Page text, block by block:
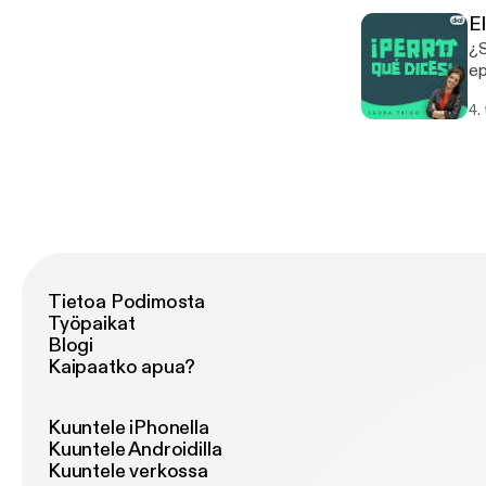
4.
Tietoa Podimosta
Työpaikat
Blogi
Kaipaatko apua?
Kuuntele iPhonella
Kuuntele Androidilla
Kuuntele verkossa